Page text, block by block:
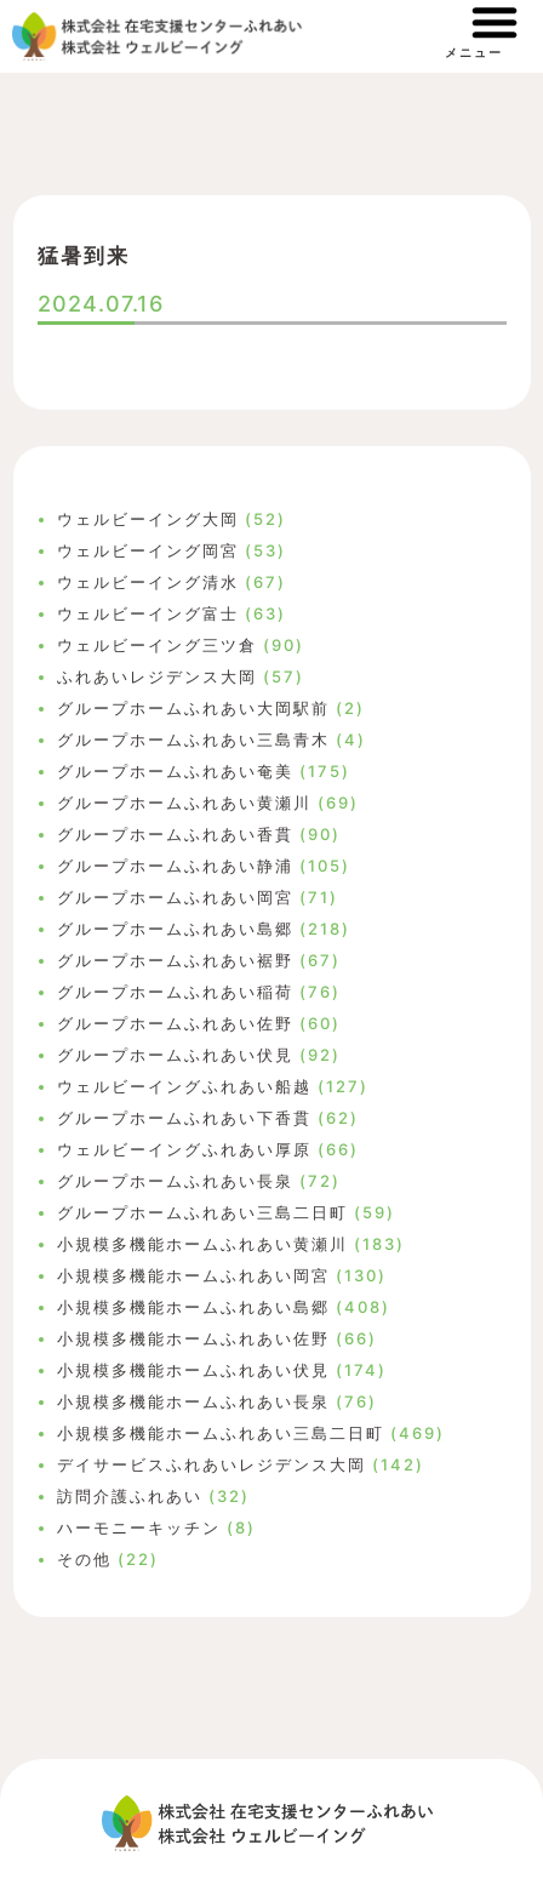
容
メニュー
猛暑到来
2024.07.16
ウェルビーイング大岡 (52)
ウェルビーイング岡宮 (53)
ウェルビーイング清水 (67)
ウェルビーイング富士 (63)
ウェルビーイング三ツ倉 (90)
ふれあいレジデンス大岡 (57)
グループホームふれあい大岡駅前 (2)
グループホームふれあい三島青木 (4)
グループホームふれあい奄美 (175)
グループホームふれあい黄瀬川
(69)
グループホームふれあい香貫 (90)
グループホームふれあい静浦 (105)
グループホームふれあい岡宮 (71)
グループホームふれあい島郷 (218)
グループホームふれあい裾野 (67)
グループホームふれあい稲荷 (76)
グループホームふれあい佐野 (60)
グループホームふれあい伏見
(92)
ウェルビーイングふれあい船越 (127)
グループホームふれあい下香貫 (62)
ウェルビーイングふれあい厚原 (66)
グループホームふれあい長泉 (72)
グループホームふれあい三島二日町 (59)
小規模多機能ホームふれあい黄瀬川
(183)
小規模多機能ホームふれあい岡宮 (130)
小規模多機能ホームふれあい島郷 (408)
小規模多機能ホームふれあい佐野 (66)
小規模多機能ホームふれあい伏見
(174)
小規模多機能ホームふれあい長泉 (76)
小規模多機能ホームふれあい三島二日町 (469)
デイサービスふれあいレジデンス大岡 (142)
訪問介護ふれあい (32)
ハーモニーキッチン (8)
その他 (22)